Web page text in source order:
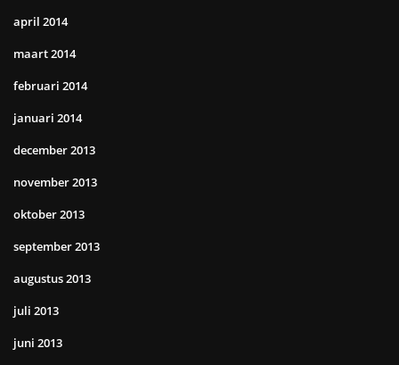
april 2014
maart 2014
februari 2014
januari 2014
december 2013
november 2013
oktober 2013
september 2013
augustus 2013
juli 2013
juni 2013